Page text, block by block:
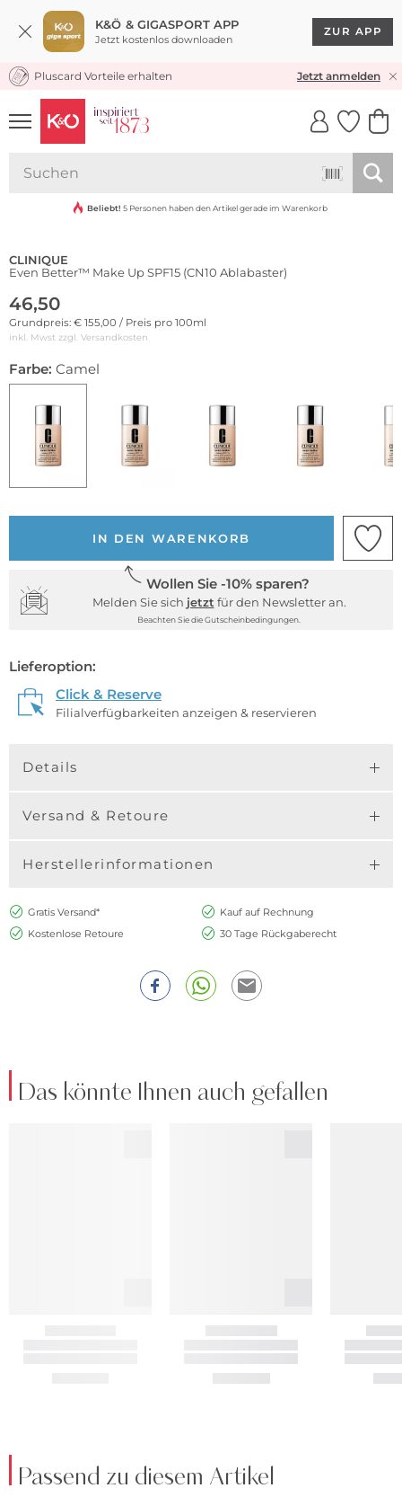
K&Ö & GIGASPORT APP
Jetzt kostenlos downloaden
ZUR APP
KOSTENLOSER VERSAND* & RÜCKVERSAND
Pluscard Vorteile erhalten Jetzt anmelden
UNSERE APP
CLICK &
Beliebt! 5 Personen haben den Artikel gerade im Warenkorb
CLINIQUE
Even Better™ Make Up SPF15 (CN10 Ablabaster)
46,50
Grundpreis: € 155,00 / Preis pro 100ml
inkl. Mwst zzgl. Versandkosten
Farbe: Camel
IN DEN WARENKORB
Wollen Sie -10% sparen?
Melden Sie sich jetzt für den Newsletter an.
Beachten Sie die Gutscheinbedingungen.
Lieferoption:
Click & Reserve
Filialverfügbarkeiten anzeigen & reservieren
Details
Versand & Retoure
Herstellerinformationen
Gratis Versand*
Kauf auf Rechnung
Kostenlose Retoure
30 Tage Rückgaberecht
Das könnte Ihnen auch gefallen
Passend zu diesem Artikel